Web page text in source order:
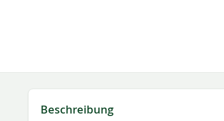
Beschreibung